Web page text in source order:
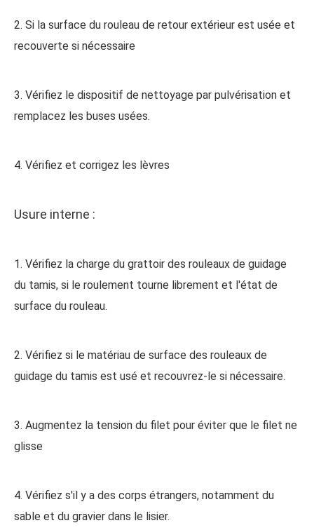
2. Si la surface du rouleau de retour extérieur est usée et
recouverte si nécessaire
3. Vérifiez le dispositif de nettoyage par pulvérisation et
remplacez les buses usées.
4. Vérifiez et corrigez les lèvres
Usure interne :
1. Vérifiez la charge du grattoir des rouleaux de guidage
du tamis, si le roulement tourne librement et l'état de
surface du rouleau.
2. Vérifiez si le matériau de surface des rouleaux de
guidage du tamis est usé et recouvrez-le si nécessaire.
3. Augmentez la tension du filet pour éviter que le filet ne
glisse
4. Vérifiez s'il y a des corps étrangers, notamment du
sable et du gravier dans le lisier.